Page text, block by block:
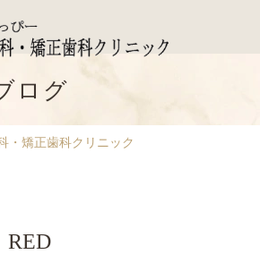
ログ
・矯正歯科クリニック
RED